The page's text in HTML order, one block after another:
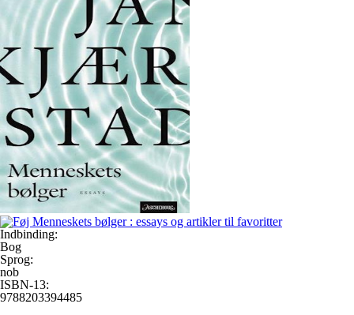
Indbinding:
Bog
Sprog:
nob
ISBN-13:
9788203394485